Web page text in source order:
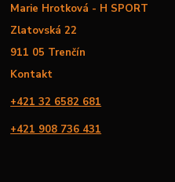
Marie Hrotková - H SPORT
Zlatovská 22
911 05 Trenčín
Kontakt
+421 32 6582 681
+421 908 736 431